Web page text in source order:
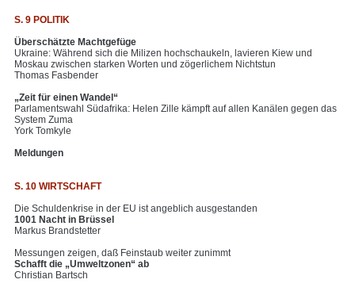
S. 9 POLITIK
Überschätzte Machtgefüge
Ukraine: Während sich die Milizen hochschaukeln, lavieren Kiew und
Moskau zwischen starken Worten und zögerlichem Nichtstun
Thomas Fasbender
„Zeit für einen Wandel“
Parlamentswahl Südafrika: Helen Zille kämpft auf allen Kanälen gegen das
System Zuma
York Tomkyle
Meldungen
S. 10 WIRTSCHAFT
Die Schuldenkrise in der EU ist angeblich ausgestanden
1001 Nacht in Brüssel
Markus Brandstetter
Messungen zeigen, daß Feinstaub weiter zunimmt
Schafft die „Umweltzonen“ ab
Christian Bartsch